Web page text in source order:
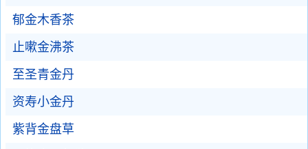
郁金木香茶
止嗽金沸茶
至圣青金丹
资寿小金丹
紫背金盘草